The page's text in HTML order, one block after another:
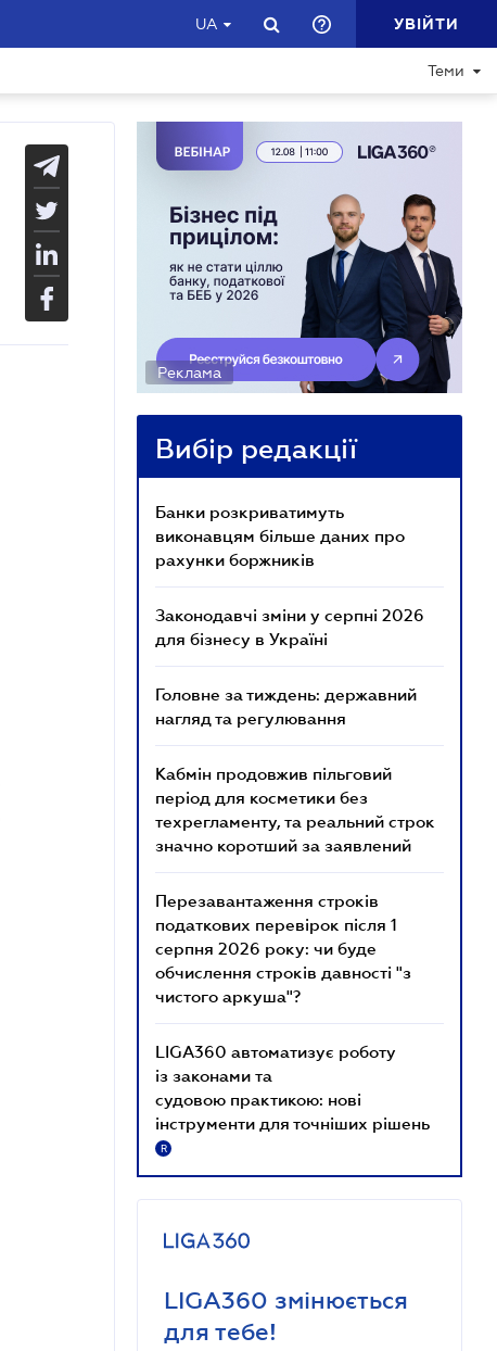
UA УВІЙТИ
Теми
Реклама
Вибір редакції
Банки розкриватимуть
виконавцям більше даних про
рахунки боржників
Законодавчі зміни у серпні 2026
для бізнесу в Україні
Головне за тиждень: державний
нагляд та регулювання
Кабмін продовжив пільговий
період для косметики без
техрегламенту, та реальний строк
значно коротший за заявлений
Перезавантаження строків
податкових перевірок після 1
серпня 2026 року: чи буде
обчислення строків давності "з
чистого аркуша"?
LIGA360 автоматизує роботу
із законами та
судовою практикою: нові
інструменти для точніших рішень
R
LIGA360 змінюється
для тебе!